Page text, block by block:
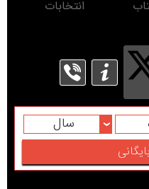
انتخابات
سال